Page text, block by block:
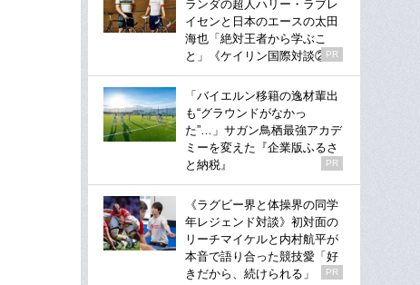
ランダの超人ハリー・ラブレ
イセンと日本のエースの太田
海也「絶対王者から学ぶこ
と」《ケイリン国際対談②》
PR
「バイエルン移籍の逸材輩出
も“グラウンドがなかっ
た”…」サガン鳥栖最強アカデ
ミーを変えた『企業版ふるさ
と納税』
PR
《ラグビー界と体操界の同学
年レジェンド対談》初対面の
リーチマイケルと内村航平が
本音で語り合った競技愛「好
きだから、続けられる」
PR